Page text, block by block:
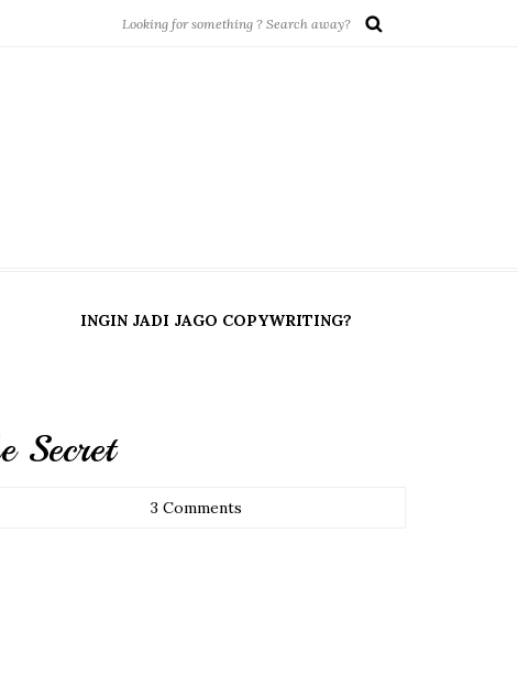
INGIN JADI JAGO COPYWRITING?
Secret
3 Comments